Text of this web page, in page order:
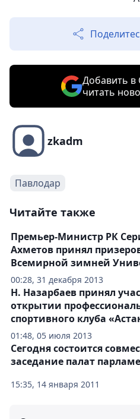
Добавить в
читать
zkadm
Павлодар
Читайте также
00:28, 31 декабря 2013
Премьер-Министр РК
Ахметов принял
Всемирной зимней
01:48, 05 июля 2013
Н. Назарбаев принял
открытии
спортивного клуба
15:35, 14 января 2011
Сегодня состоится
заседание палат